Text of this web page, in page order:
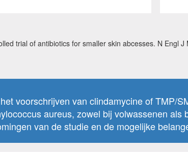
trial of antibiotics for smaller skin abcesses. N Engl
voorschrijven van clindamycine of TMP/
aureus, zowel bij volwassenen
van de studie en de mogelijke